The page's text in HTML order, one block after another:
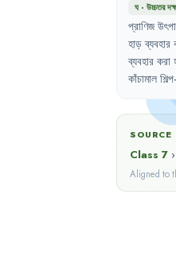
ঘ· উচ্চতর
প্রাণিজ
হাড় ব্যবহার
ব্যবহার করা
কাঁচামাল
SOURCE
Class 7 ›
Aligned to